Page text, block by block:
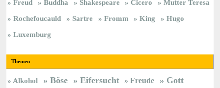
Freud Buddha Shakespeare Cicero
Mutter Teresa
Rochefoucauld
Sartre Fromm King
Hugo
Luxemburg
Themen
Alkohol Böse Eifersucht Freude Gott